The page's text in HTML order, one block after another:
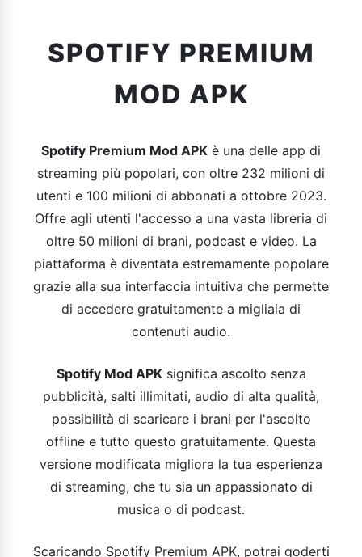
SPOTIFY PREMIUM
MOD APK
Spotify Premium Mod APK è una delle app di
streaming più popolari, con oltre 232 milioni di
utenti e 100 milioni di abbonati a ottobre 2023.
Offre agli utenti l'accesso a una vasta libreria di
oltre 50 milioni di brani, podcast e video. La
piattaforma è diventata estremamente popolare
grazie alla sua interfaccia intuitiva che permette
di accedere gratuitamente a migliaia di
contenuti audio.
Spotify Mod APKsignifica ascolto senza
pubblicità, salti illimitati, audio di alta qualità,
possibilità di scaricare i brani per l'ascolto
offline e tutto questo gratuitamente. Questa
versione modificata migliora la tua esperienza
di streaming, che tu sia un appassionato di
musica o di podcast.
Scaricando Spotify Premium APK, potrai goderti